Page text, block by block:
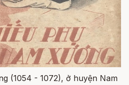
(1054 - 1072), ở huyện Nam